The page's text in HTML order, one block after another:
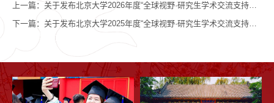
上一篇： 关于发布北京大学2026年度“全球视野·研究生学术交流支持计划” ——“国家建设高水平大学公派研究生项目”及相关留学项目实施方案的通知
下一篇： 关于发布北京大学2025年度“全球视野·研究生学术交流支持计划” ——“国家建设高水平大学公派研究生项目”及相关留学项目实施方案的通知